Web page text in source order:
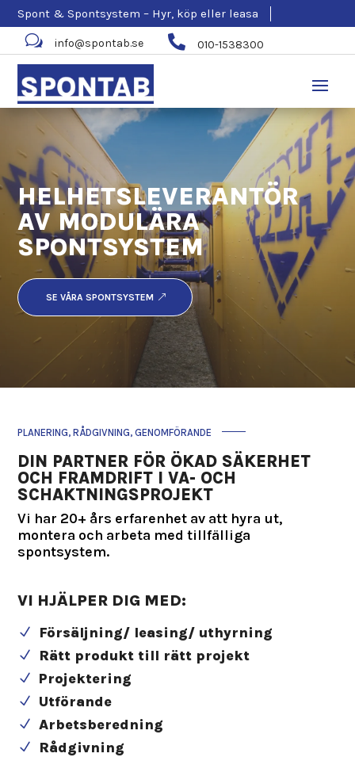
Spont & Spontsystem – Hyr, köp eller leasa
w info@spontab.se  010-1538300
HELHETSLEVERANTÖR
AV MODULÄRA
SPONTSYSTEM
SE VÅRA SPONTSYSTEM
PLANERING, RÅDGIVNING, GENOMFÖRANDE
DIN PARTNER FÖR ÖKAD SÄKERHET
OCH FRAMDRIFT I VA- OCH
SCHAKTNINGSPROJEKT
Vi har 20+ års erfarenhet av att hyra ut,
montera och arbeta med tillfälliga
spontsystem.
VI HJÄLPER DIG MED:
N Försäljning/ leasing/ uthyrning
N Rätt produkt till rätt projekt
N Projektering
N Utförande
N Arbetsberedning
N Rådgivning